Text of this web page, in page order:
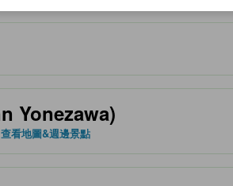
Yonezawa)
務項目的參考指標
看地圖&週邊景點